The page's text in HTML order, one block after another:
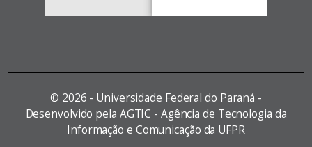
© 2026 - Universidade Federal do Paraná -
Desenvolvido pela AGTIC - Agência de Tecnologia da
Informação e Comunicação da UFPR